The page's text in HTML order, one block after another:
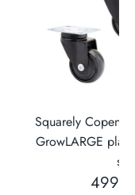
Squarely
GrowLARGE